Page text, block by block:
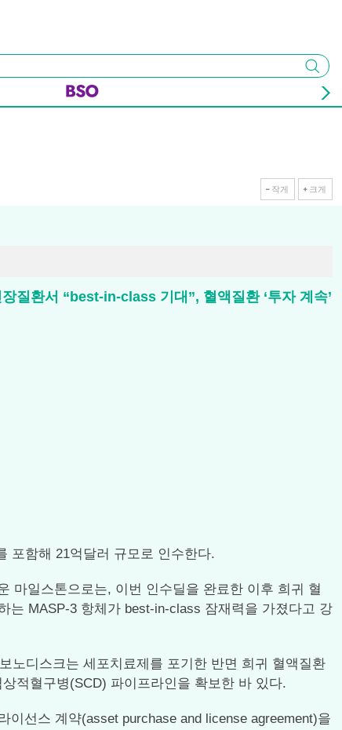
검색
작게 크게
질환서 “best-in-class 기대”, 혈액질환 ‘투자 계속’
포함해 21억달러 규모로 인수한다.
마일스톤으로는, 이번 인수딜을 완료한 이후 희귀 혈
는 MASP-3 항체가 best-in-class 잠재력을 가졌다고 강
노디스크는 세포치료제를 포기한 반면 희귀 혈액질환
적혈구병(SCD) 파이프라인을 확보한 바 있다.
이선스 계약(asset purchase and license agreement)을